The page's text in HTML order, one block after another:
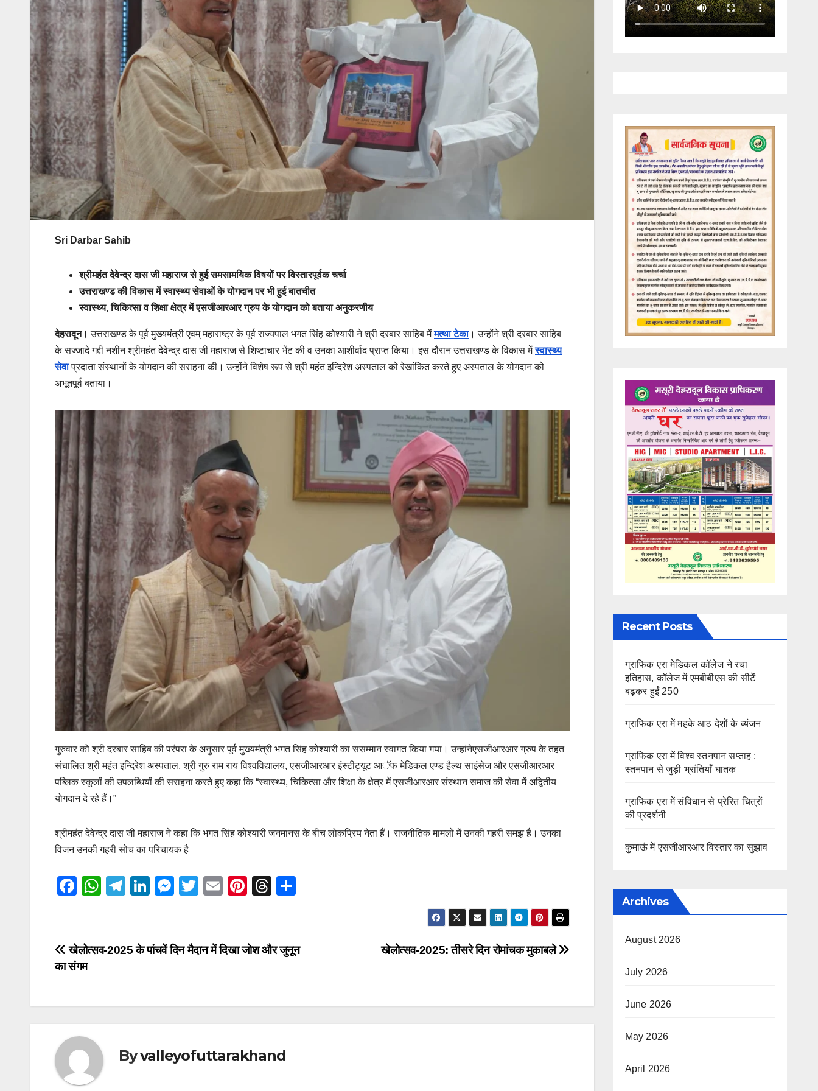
Sri Darbar Sahib
श्रीमहंत देवेन्द्र दास जी महाराज से हुई समसामयिक विषयों पर विस्तारपूर्वक चर्चा
उत्तराखण्ड की विकास में स्वास्थ्य सेवाओं के योगदान पर भी हुई बातचीत
स्वास्थ्य, चिकित्सा व शिक्षा क्षेत्र में एसजीआरआर ग्रुप के योगदान को बताया अनुकरणीय
देहरादून। उत्तराखण्ड के पूर्व मुख्यमंत्री एवम् महाराष्ट्र के पूर्व राज्यपाल भगत सिंह कोश्यारी ने श्री दरबार साहिब मेंमत्था टेका। उन्होंने श्री दरबार साहिब
के सज्जादे गद्दी नशीन श्रीमहंत देवेन्द्र दास जी महाराज से शिष्टाचार भेंट की व उनका आशीर्वाद प्राप्त किया। इस दौरान उत्तराखण्ड के विकास मेंस्वास्थ्य
सेवाप्रदाता संस्थानों के योगदान की सराहना की। उन्होंने विशेष रूप से श्री महंत इन्दिरेश अस्पताल को रेखांकित करते हुए अस्पताल के योगदान को
अभूतपूर्व बताया।
गुरुवार को श्री दरबार साहिब की परंपरा के अनुसार पूर्व मुख्यमंत्री भगत सिंह कोश्यारी का ससम्मान स्वागत किया गया। उन्हांनेएसजीआरआर ग्रुप के तहत
संचालित श्री महंत इन्दिरेश अस्पताल, श्री गुरु राम राय विश्वविद्यालय, एसजीआरआर इंस्टीट्यूट आॅफ मेडिकल एण्ड हैल्थ साइंसेज और एसजीआरआर
पब्लिक स्कूलों की उपलब्धियों की सराहना करते हुए कहा कि “स्वास्थ्य, चिकित्सा और शिक्षा के क्षेत्र में एसजीआरआर संस्थान समाज की सेवा में अद्वितीय
योगदान दे रहे हैं।”
श्रीमहंत देवेन्द्र दास जी महाराज ने कहा कि भगत सिंह कोश्यारी जनमानस के बीच लोकप्रिय नेता हैं। राजनीतिक मामलों में उनकी गहरी समझ है। उनका
विजन उनकी गहरी सोच का परिचायक है
F
e
b
o
W
s
p
T
gr
Li
e
M
e
er
T
er
E
Pi
e
T
a
e
Post
navigation
खेलोत्सव-2025: तीसरे दिन रोमांचक मुकाबले
खेलोत्सव-2025 के पांचवें दिन मैदान में दिखा जोश और जुनून
का संगम
Byvalleyofuttarakhand
Recent Posts
ग्राफिक एरा मेडिकल कॉलेज ने रचा
इतिहास, कॉलेज में एमबीबीएस की सीटें
बढ़कर हुईं 250
ग्राफिक एरा में महके आठ देशों के व्यंजन
ग्राफिक एरा में विश्व स्तनपान सप्ताह :
स्तनपान से जुड़ी भ्रांतियाँ घातक
ग्राफिक एरा में संविधान से प्रेरित चित्रों
की प्रदर्शनी
कुमाऊं में एसजीआरआर विस्तार का सुझाव
Archives
August 2026
July 2026
June 2026
May 2026
April 2026